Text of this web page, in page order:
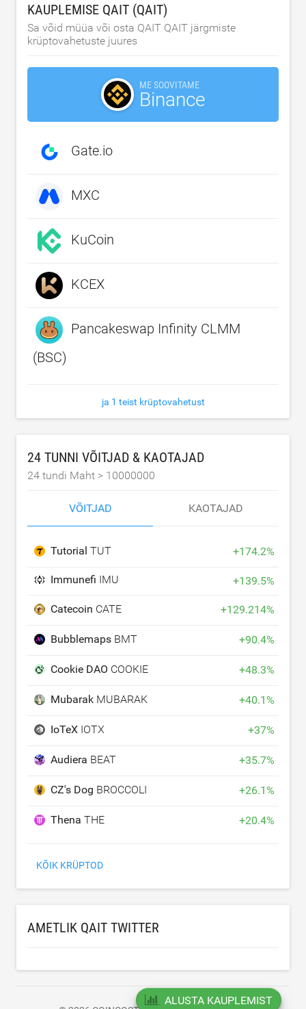
KAUPLEMISE QAIT (QAIT)
Sa võid müüa või osta QAIT QAIT järgmiste
krüptovahetuste juures
ME SOOVITAME
Binance
Gate.io
MXC
KuCoin
KCEX
Pancakeswap Infinity CLMM
(BSC)
ja 1 teist krüptovahetust
24 TUNNI VÕITJAD & KAOTAJAD
24 tundi Maht > 10000000
VÕITJAD KAOTAJAD
Tutorial TUT +174.2%
Immunefi IMU +139.5%
Catecoin CATE +129.214%
Bubblemaps BMT +90.4%
Cookie DAO COOKIE +48.3%
Mubarak MUBARAK +40.1%
IoTeX IOTX +37%
Audiera BEAT +35.7%
CZ's Dog BROCCOLI +26.1%
Thena THE +20.4%
KÕIK KRÜPTOD
AMETLIK QAIT TWITTER
ALUSTA KAUPLEMIST